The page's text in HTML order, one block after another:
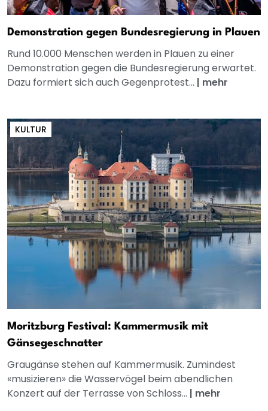
Demonstration gegen Bundesregierung in Plauen
Rund 10.000 Menschen werden in Plauen zu einer
Demonstration gegen die Bundesregierung erwartet.
Dazu formiert sich auch Gegenprotest... | mehr
KULTUR
Moritzburg Festival: Kammermusik mit
Gänsegeschnatter
Graugänse stehen auf Kammermusik. Zumindest
«musizieren» die Wasservögel beim abendlichen
Konzert auf der Terrasse von Schloss... | mehr